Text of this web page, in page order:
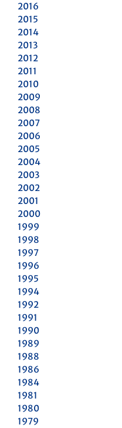
2016
2015
2014
2013
2012
2011
2010
2009
2008
2007
2006
2005
2004
2003
2002
2001
2000
1999
1998
1997
1996
1995
1994
1992
1991
1990
1989
1988
1986
1984
1981
1980
1979